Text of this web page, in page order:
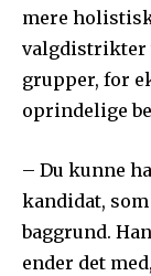
mere
valgdistrikter
grupper, for
oprindelige
– Du kunne
kandidat,
baggrund.
ender det